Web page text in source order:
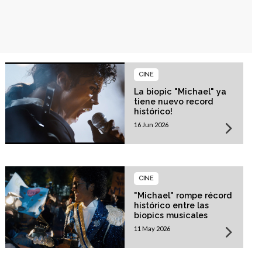
La biopic "Michael" ya
tiene nuevo record
histórico!
CINE
16 Jun 2026
"Michael" rompe récord
histórico entre las
biopics musicales
CINE
11 May 2026